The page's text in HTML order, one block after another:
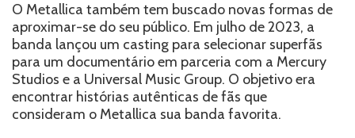
O Metallica também tem buscado novas formas de
aproximar-se do seu público. Em julho de 2023, a
banda lançou um casting para selecionar superfãs
para um documentário em parceria com a Mercury
Studios e a Universal Music Group. O objetivo era
encontrar histórias autênticas de fãs que
consideram o Metallica sua banda favorita.